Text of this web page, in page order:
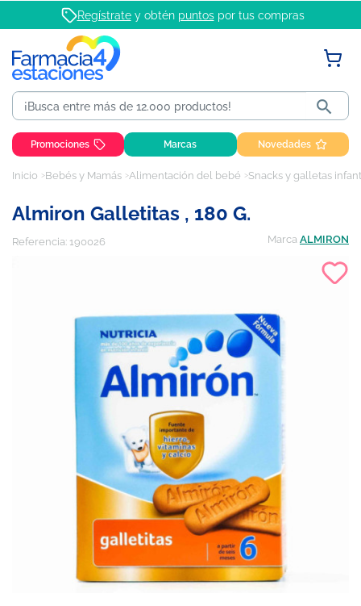
Regístratey obtén puntospor tus compras

Promociones Marcas Novedades
Inicio Bebés y Mamás Alimentación del bebé Snacks y galletas
Almiron Galletitas , 180 G.
Referencia: 190026 Marca ALMIRON